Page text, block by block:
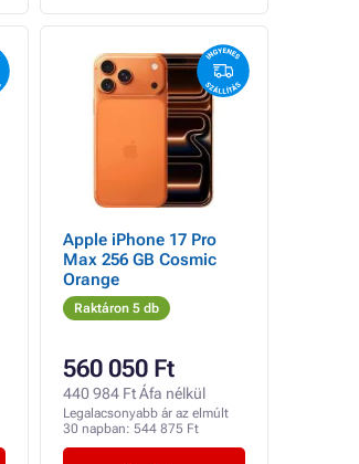
Apple iPhone 17 Pro
Max 256 GB Cosmic
Orange
Raktáron 5 db
560 050 Ft
440 984 Ft Áfa nélkül
Legalacsonyabb ár az elmúlt
30 napban: 544 875 Ft